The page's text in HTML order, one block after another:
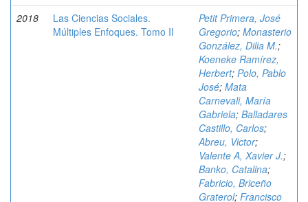
2018
Las Ciencias Sociales.
Múltiples Enfoques. Tomo II
Petit Primera, José
Gregorio; Monasterio
González, Dilia M.;
Koeneke Ramírez,
Herbert; Polo, Pablo
José; Mata
Carnevali, María
Gabriela; Balladares
Castillo, Carlos;
Abreu, Victor;
Valente A, Xavier J.;
Banko, Catalina;
Fabricio, Briceño
Graterol; Francisco